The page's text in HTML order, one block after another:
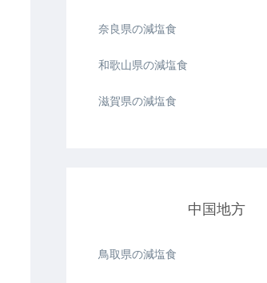
奈良県の減塩食
和歌山県の減塩食
滋賀県の減塩食
中国地方
鳥取県の減塩食